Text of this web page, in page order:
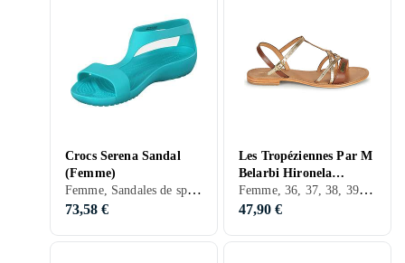
Crocs Serena Sandal
(Femme)
Femme, Sandales de sport, 36, 37, 38, 39, 40, 41, 42, 43, 36,5, 38,5, 42,5, 35, 34, 39,5, 37,5, Noir, Turkos, Marron, Bleu, Rouge, Orange, Beige, Rose, Brons
73,58 €
Les Tropéziennes Par M
Belarbi Hironela
(Femme)
Femme, 36, 37, 38, 39, 40, 41, 38,5, 44,5, 39,5, 34,5, Noir, Blanc, Argent, Marron, Rouge, Kaki, Cuir
47,90 €